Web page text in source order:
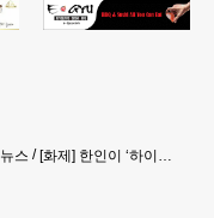
뉴스 [화제] 한인이 ‘하이틴 로맨틱 코미디’ 열풍의 주역